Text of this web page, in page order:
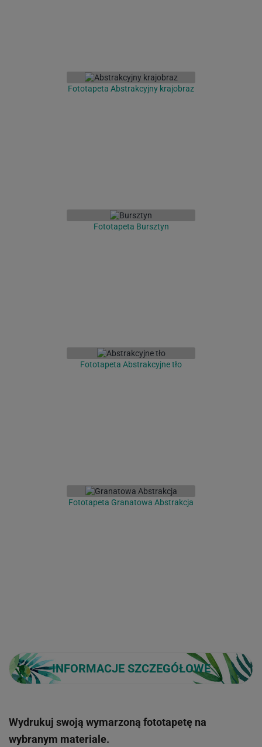
Fototapeta Abstrakcyjny krajobraz
Fototapeta Bursztyn
Fototapeta Abstrakcyjne tło
Fototapeta Granatowa Abstrakcja
INFORMACJE SZCZEGÓŁOWE
Wydrukuj swoją wymarzoną fototapetę na
wybranym materiale.